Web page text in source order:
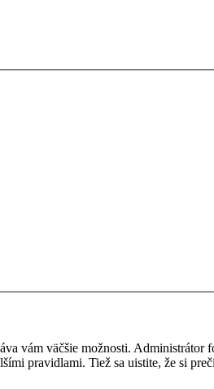
vám väčšie možnosti.
pravidlami. Tiež sa uistite, že si